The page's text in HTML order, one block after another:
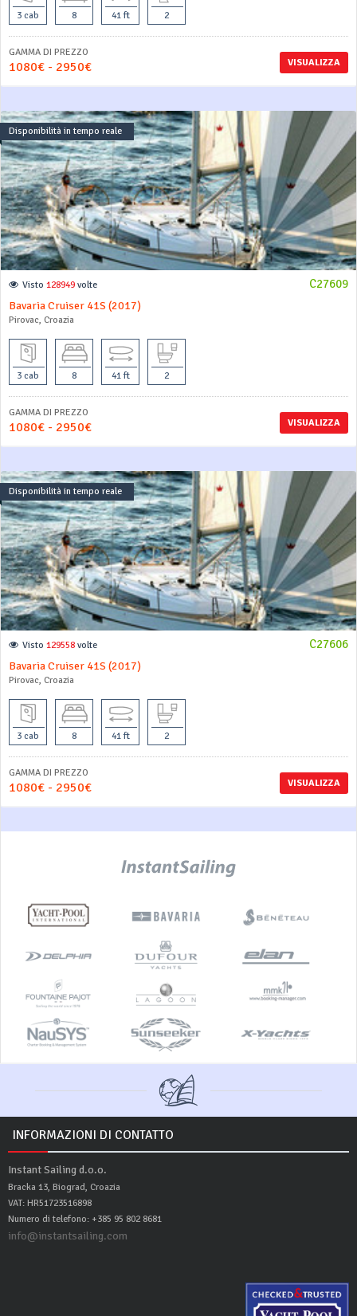
3 cab 8 41 ft 2
VISUALIZZA
GAMMA DI PREZZO
1080€ - 2950€
Disponibilità in tempo reale
C27609
Visto 128949 volte
Bavaria Cruiser 41S (2017)
Pirovac, Croazia
3 cab 8 41 ft 2
VISUALIZZA
GAMMA DI PREZZO
1080€ - 2950€
Disponibilità in tempo reale
C27606
Visto 129558 volte
Bavaria Cruiser 41S (2017)
Pirovac, Croazia
3 cab 8 41 ft 2
VISUALIZZA
GAMMA DI PREZZO
1080€ - 2950€
INFORMAZIONI DI CONTATTO
Instant Sailing d.o.o.
Bracka 13, Biograd, Croazia
VAT: HR51723516898
Numero di telefono: +385 95 802 8681
info@instantsailing.com